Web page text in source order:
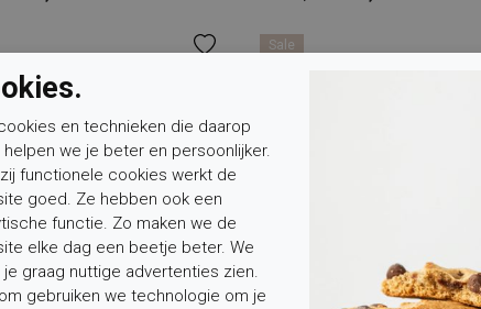
Sale
en technieken die daarop
helpen we je beter en persoonlijker.
functionele cookies werkt de
goed. Ze hebben ook een
functie. Zo maken we de
elke dag een beetje beter. We
je graag nuttige advertenties zien.
gebruiken we technologie om je